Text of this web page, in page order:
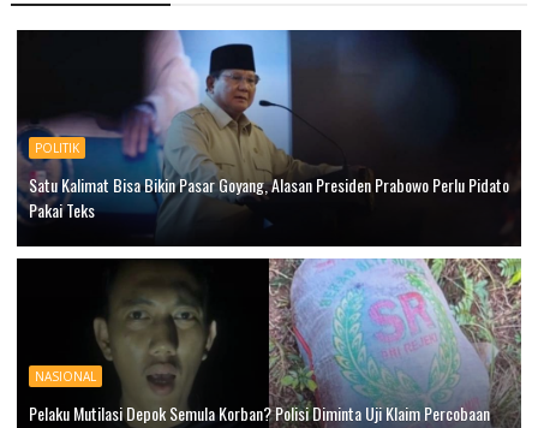
POLITIK
Satu Kalimat Bisa Bikin Pasar Goyang, Alasan Presiden Prabowo Perlu Pidato
Pakai Teks
NASIONAL
Pelaku Mutilasi Depok Semula Korban? Polisi Diminta Uji Klaim Percobaan